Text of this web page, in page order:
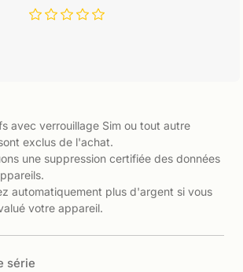
avec verrouillage Sim ou tout autre
exclus de l'achat.
une suppression certifiée des données
automatiquement plus d'argent si vous
votre appareil.
série